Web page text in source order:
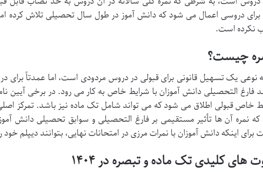
برای دروسی اعمال می شود که دانش آموز در طول سال تحصیلی تلاش کرده
نکرده است.
نوعی یک تسهیل قانونی برای قبولی در دروس مردودی است، اما عمدتاً برای
فارغ التحصیلی دانش آموزان با شرایط خاص به کار می رود. در برخی آیین
خاص قبولی اطلاق می شود که می تواند شامل تک ماده نیز باشد. تمرکز
نمره آن ها تأثیر مستقیمی بر فارغ التحصیلی و سوابق تحصیلی دانش آموز
برای اینکه دانش آموزان با نمرات مرزی در امتحانات نهایی، بتوانند دیپلم خود